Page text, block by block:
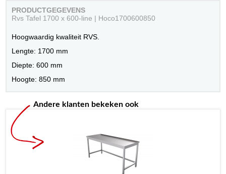
PRODUCTGEGEVENS
Rvs Tafel 1700 x 600-line | Hoco1700600850
Hoogwaardig kwaliteit RVS.
Lengte: 1700 mm
Diepte: 600 mm
Hoogte: 850 mm
Andere klanten bekeken ook